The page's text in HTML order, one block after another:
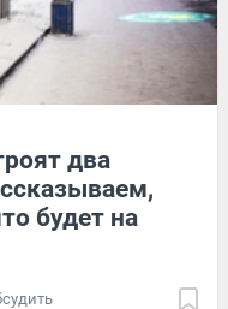
два
будет на